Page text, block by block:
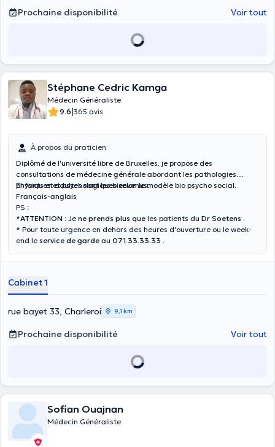
Prochaine disponibilité Voir tout
Stéphane Cedric Kamga
Médecin Généraliste
9.6|365 avis
À propos du praticien
Diplômé de l'université libre de Bruxelles, je propose des
consultations de médecine générale abordant les pathologies
physiques et psychologiques selon le modèle bio psycho social.
Enfants et adultes sont les bienvenus.
Français-anglais
PS :
*ATTENTION : Je ne prends plus que les patients du Dr Soetens .
* Pour toute urgence en dehors des heures d'ouverture ou le week-
end le service de garde au 071.33.33.33 .
Cabinet 1
rue bayet 33, Charleroi 9,1 km
Prochaine disponibilité Voir tout
Sofian Ouajnan
Médecin Généraliste